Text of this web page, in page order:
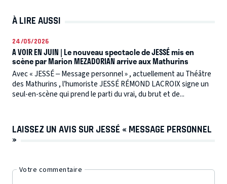
À LIRE AUSSI
24/05/2026
A VOIR EN JUIN | Le nouveau spectacle de JESSÉ mis en
scène par Marion MEZADORIAN arrive aux Mathurins
Avec « JESSÉ – Message personnel » , actuellement au Théâtre
des Mathurins , l’humoriste JESSÉ RÉMOND LACROIX signe un
seul-en-scène qui prend le parti du vrai, du brut et de...
LAISSEZ UN AVIS SUR JESSÉ « MESSAGE PERSONNEL
»
Votre commentaire